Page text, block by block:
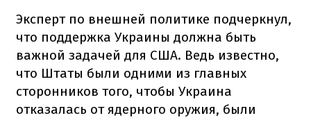
Эксперт по внешней политике подчеркнул,
что поддержка Украины должна быть
важной задачей для США. Ведь известно,
что Штаты были одними из главных
сторонников того, чтобы Украина
отказалась от ядерного оружия, были